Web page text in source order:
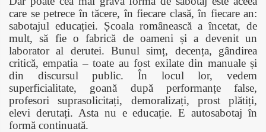
care se petrece în tăcere, în fiecare clasă, în fiecare an:
sabotajul educației. Școala românească a încetat, de
mult, să fie o fabrică de oameni și a devenit un
laborator al derutei. Bunul simț, decența, gândirea
critică, empatia – toate au fost exilate din manuale și
din discursul public. În locul lor, vedem
superficialitate, goană după performanțe false,
profesori suprasolicitați, demoralizați, prost plătiți,
elevi derutați. Asta nu e educație. E autosabotaj în
formă continuată.